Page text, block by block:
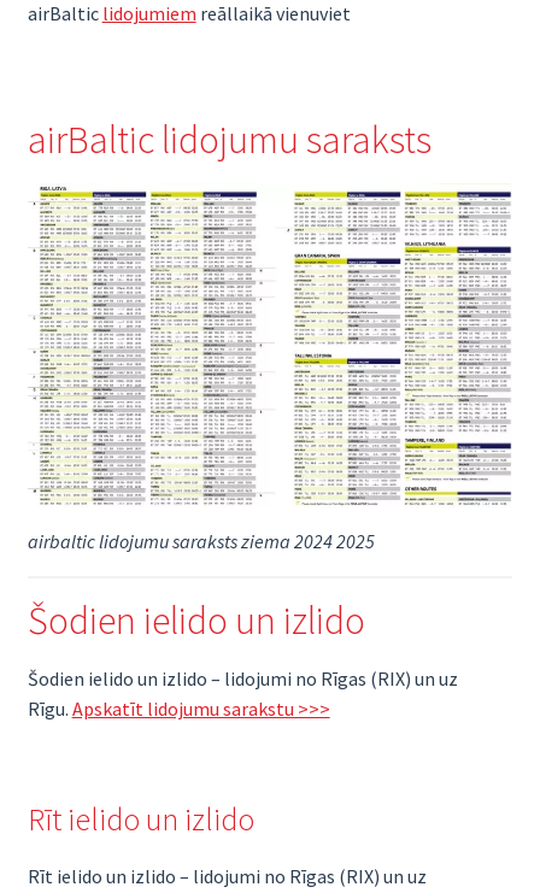
airBaltic lidojumiem reāllaikā vienuviet
airBaltic lidojumu saraksts
airbaltic lidojumu saraksts ziema 2024 2025
Šodien ielido un izlido
Šodien ielido un izlido – lidojumi no Rīgas (RIX) un uz
Rīgu. Apskatīt lidojumu sarakstu >>>
Rīt ielido un izlido
Rīt ielido un izlido – lidojumi no Rīgas (RIX) un uz